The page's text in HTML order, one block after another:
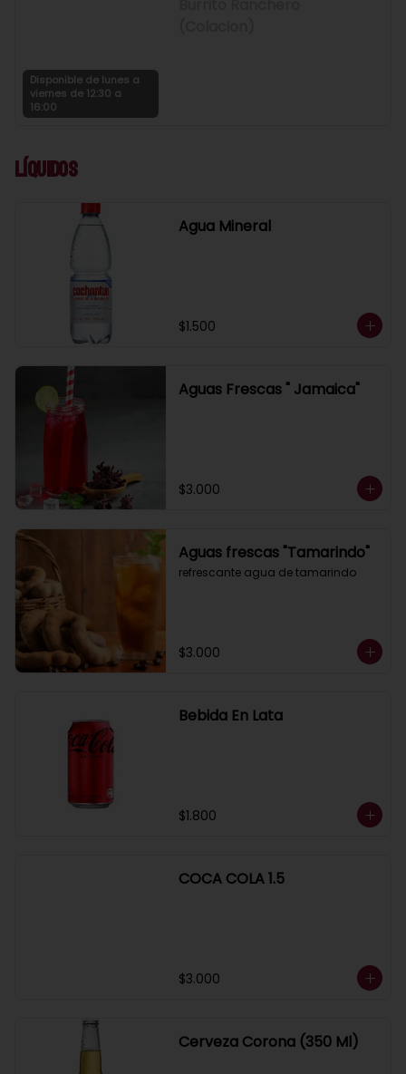
Disponible de lunes a
viernes de 12:30 a
16:00
Líquidos
Agua Mineral
$1.500
Aguas Frescas " Jamaica"
$3.000
Aguas frescas "Tamarindo"
refrescante agua de tamarindo
$3.000
Bebida En Lata
$1.800
COCA COLA 1.5
$3.000
Cerveza Corona (350 Ml)